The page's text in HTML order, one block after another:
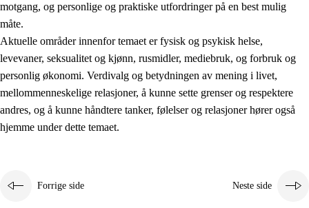
2.1 Sosial læring og utvikling
2.2 Kompetanse i fagene
2.3 Grunnleggende ferdigheter
2.4 Å lære å lære
Tverrfaglige temaer
2.5.2 Demokrati og medborgerskap
motgang, og personlige og praktiske utfordringer på en best mulig
måte.
Aktuelle områder innenfor temaet er fysisk og psykisk helse,
levevaner, seksualitet og kjønn, rusmidler, mediebruk, og forbruk og
personlig økonomi. Verdivalg og betydningen av mening i livet,
mellommenneskelige relasjoner, å kunne sette grenser og respektere
andres, og å kunne håndtere tanker, følelser og relasjoner hører også
hjemme under dette temaet.
Forrige side Neste side